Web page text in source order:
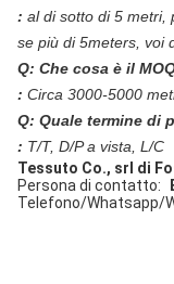
: al di sotto di 5 metri,
se più di 5meters, voi
Q: Che cosa è il
: Circa 3000-5000
Q: Quale termine di
: T/T, D/P a vista, L/C
Tessuto Co., srl di
Persona di contatto:
Telefono/Whatsapp/